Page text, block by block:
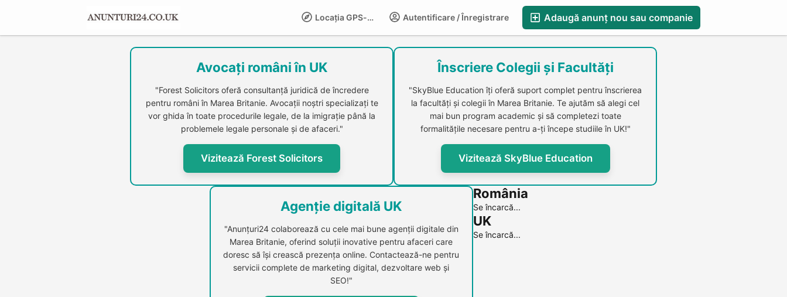
Adaugă anunț nou sau companie
Autentificare / Înregistrare
Locația GPS-LIFE
CompaniesS
Avocați români în UK
"Forest Solicitors oferă consultanță juridică de încredere
pentru români în Marea Britanie. Avocații noștri specializați te
vor ghida în toate procedurile legale, de la imigrație până la
problemele legale personale și de afaceri."
Vizitează Forest Solicitors
Înscriere Colegii și Facultăți
"SkyBlue Education îți oferă suport complet pentru înscrierea
la facultăți și colegii în Marea Britanie. Te ajutăm să alegi cel
mai bun program academic și să completezi toate
formalitățile necesare pentru a-ți începe studiile în UK!"
Vizitează SkyBlue Education
Agenție digitală UK
"Anunțuri24 colaborează cu cele mai bune agenții digitale din
Marea Britanie, oferind soluții inovative pentru afaceri care
doresc să își crească prezența online. Contactează-ne pentru
servicii complete de marketing digital, dezvoltare web și
SEO!"
România
Se încarcă...
UK
Se încarcă...